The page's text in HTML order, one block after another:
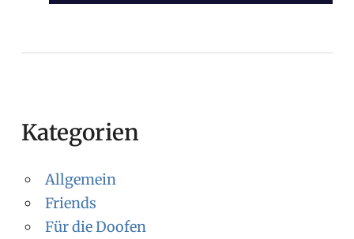
Kategorien
Allgemein
Friends
Für die Doofen